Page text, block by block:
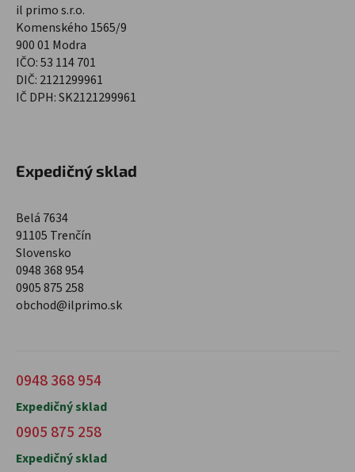
il primo s.r.o.
Komenského 1565/9
900 01 Modra
IČO: 53 114 701
DIČ: 2121299961
IČ DPH: SK2121299961
Expedičný sklad
Belá 7634
91105 Trenčín
Slovensko
0948 368 954
0905 875 258
obchod@ilprimo.sk
0948 368 954
Expedičný sklad
0905 875 258
Expedičný sklad